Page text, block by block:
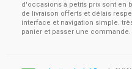
d'occasions à petits prix sont en
de livraison offerts et délais
interface et navigation simple.
panier et passer une